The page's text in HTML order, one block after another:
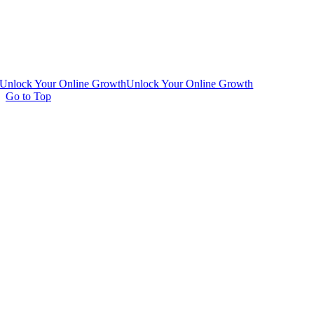
Unlock Your Online GrowthUnlock Your Online Growth
Go to Top